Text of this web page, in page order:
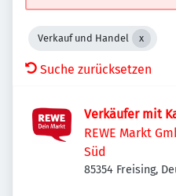
Verkauf und Handel
Suche zurücksetzen
Verkäufer mit
REWE Markt
Süd
85354 Freising,